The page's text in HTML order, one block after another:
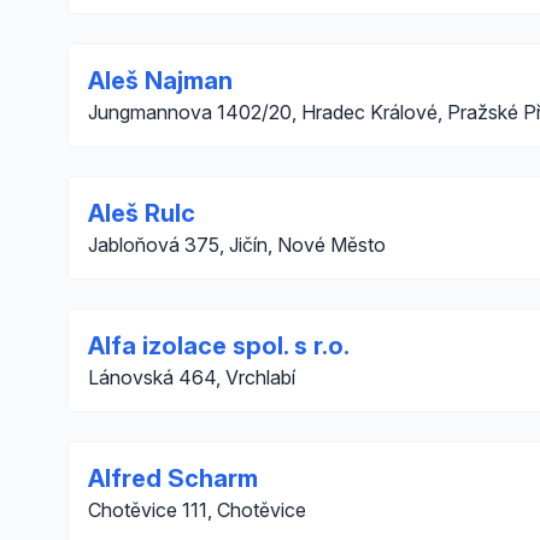
Aleš Najman
Jungmannova 1402/20, Hradec Králové, Pražské
Aleš Rulc
Jabloňová 375, Jičín, Nové Město
Alfa izolace spol. s r.o.
Lánovská 464, Vrchlabí
Alfred Scharm
Chotěvice 111, Chotěvice